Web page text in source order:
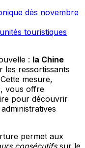
dès novembre
touristiques
: la Chine
les ressortissants
mesure,
vous offre
pour découvrir
permet aux
consécutifssur le